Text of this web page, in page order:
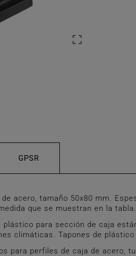

GPSR
acero, tamaño 50x80 mm.
que se muestran en la
plástico para sección de caja
climáticas. Tapones de
para perfiles de caja de